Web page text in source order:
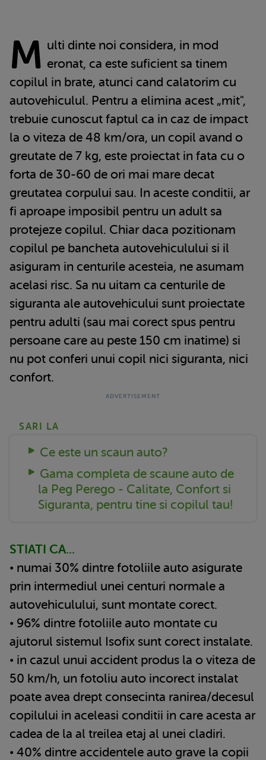
M ulti dinte noi considera, in mod
eronat, ca este suficient sa tinem
copilul in brate, atunci cand calatorim cu
autovehiculul. Pentru a elimina acest „mit",
trebuie cunoscut faptul ca in caz de impact
la o viteza de 48 km/ora, un copil avand o
greutate de 7 kg, este proiectat in fata cu o
forta de 30-60 de ori mai mare decat
greutatea corpului sau. In aceste conditii, ar
fi aproape imposibil pentru un adult sa
protejeze copilul. Chiar daca pozitionam
copilul pe bancheta autovehiculului si il
asiguram in centurile acesteia, ne asumam
acelasi risc. Sa nu uitam ca centurile de
siguranta ale autovehicului sunt proiectate
pentru adulti (sau mai corect spus pentru
persoane care au peste 150 cm inatime) si
nu pot conferi unui copil nici siguranta, nici
confort.
SARI LA
Ce este un scaun auto?
Gama completa de scaune auto de
la Peg Perego - Calitate, Confort si
Siguranta, pentru tine si copilul tau!
STIATI CA...
• numai 30% dintre fotoliile auto asigurate
prin intermediul unei centuri normale a
autovehiculului, sunt montate corect.
• 96% dintre fotoliile auto montate cu
ajutorul sistemul Isofix sunt corect instalate.
• in cazul unui accident produs la o viteza de
50 km/h, un fotoliu auto incorect instalat
poate avea drept consecinta ranirea/decesul
copilului in aceleasi conditii in care acesta ar
cadea de la al treilea etaj al unei cladiri.
• 40% dintre accidentele auto grave la copii